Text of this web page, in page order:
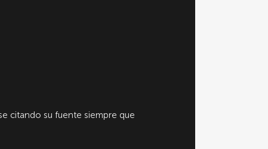
citando su fuente siempre que